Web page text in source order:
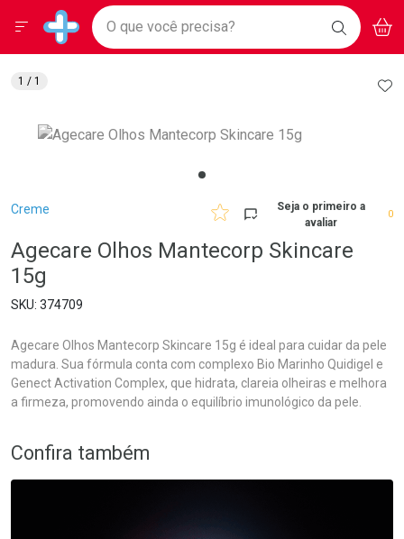
Drogarias Pacheco
Baixe nosso APP e aproveite Ofertas Exclusivas!
BAIXE
O APP
Ir direto para a home
pela página
Ir direto para o conteúdo
Ir direto para a busca
Ir direto para a conta
Ir direto para a notificações
Ir direto para o carrinho
Faça a sua busca
O que você precisa? BUSCAR
Menu
Breadcrumb
Creme
Seja o primeiro a
avaliar
0
Agecare Olhos Mantecorp Skincare
15g
374709
Agecare Olhos Mantecorp Skincare 15g é ideal para cuidar da pele
madura. Sua fórmula conta com complexo Bio Marinho Quidigel e
Genect Activation Complex, que hidrata, clareia olheiras e melhora
a firmeza, promovendo ainda o equilíbrio imunológico da pele.
1 / 1
Confira também